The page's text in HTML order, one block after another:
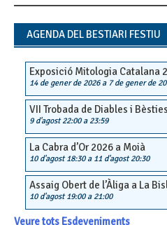
AGENDA DEL BESTIARI FESTIU
Exposició Mitologia Catalana
14 de gener de 2026a 7 de gener de
VII Trobada de Diables i
9 d'agost 22:00a 23:59
La Cabra d’Or 2026 a Moià
10 d'agost 18:30a 11 d'agost 20:30
Assaig Obert de l’Àliga a La
10 d'agost 19:00a 21:00
Veure tots Esdeveniments